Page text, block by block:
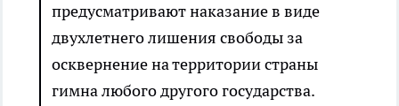
предусматривают наказание в виде
двухлетнего лишения свободы за
осквернение на территории страны
гимна любого другого государства.